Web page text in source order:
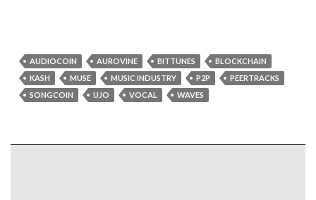
AUDIOCOIN AUROVINE BITTUNES
BLOCKCHAIN
KASH
MUSE MUSIC INDUSTRY P2P
PEERTRACKS
SONGCOIN
UJO VOCAL WAVES